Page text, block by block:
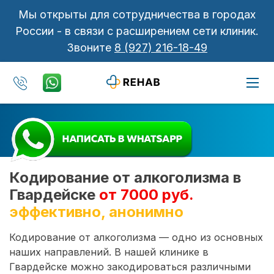
Мы открыты для сотрудничества в городах
России - в связи с расширением сети клиник.
Звоните 8 (927) 216-18-49
Кодирование от алкоголизма в
Гвардейске от 7000 руб.
эффективно, анонимно
Кодирование от алкоголизма — одно из основных
наших направлений. В нашей клинике в
Гвардейске можно закодироваться различными